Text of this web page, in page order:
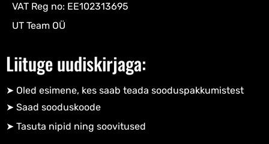
VAT Reg no: EE102313695
UT Team OÜ
Liituge uudiskirjaga:
➤ Oled esimene, kes saab teada sooduspakkumistest
➤ Saad sooduskoode​
➤ Tasuta nipid ning soovitused​